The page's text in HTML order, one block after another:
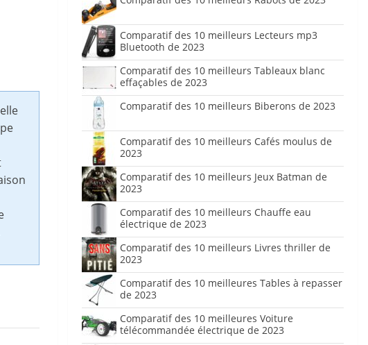
Comparatif des 10 meilleurs Lecteurs mp3
Bluetooth de 2023
Comparatif des 10 meilleurs Tableaux blanc
effaçables de 2023
Comparatif des 10 meilleurs Biberons de 2023
Comparatif des 10 meilleurs Cafés moulus de
2023
Comparatif des 10 meilleurs Jeux Batman de
2023
Comparatif des 10 meilleurs Chauffe eau
électrique de 2023
Comparatif des 10 meilleurs Livres thriller de
2023
Comparatif des 10 meilleures Tables à repasser
de 2023
Comparatif des 10 meilleures Voiture
télécommandée électrique de 2023